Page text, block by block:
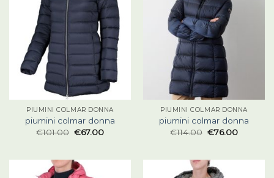
PIUMINI COLMAR DONNA
piumini colmar donna
€101.00 €67.00
PIUMINI COLMAR DONNA
piumini colmar donna
€114.00 €76.00